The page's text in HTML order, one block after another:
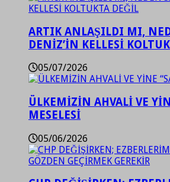
ARTIK ANLAŞILDI MI,
DENİZ’İN KELLESİ
05/07/2026
ÜLKEMİZİN AHVALİ VE
MESELESİ
05/06/2026